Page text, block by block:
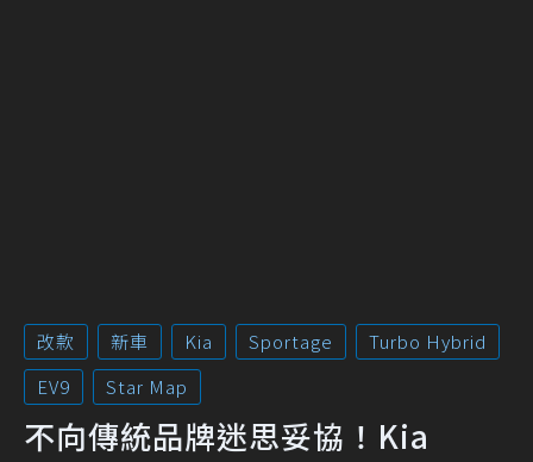
改款 新車 Kia Sportage
Turbo Hybrid
EV9
Star Map
不向傳統品牌迷思妥協！Kia